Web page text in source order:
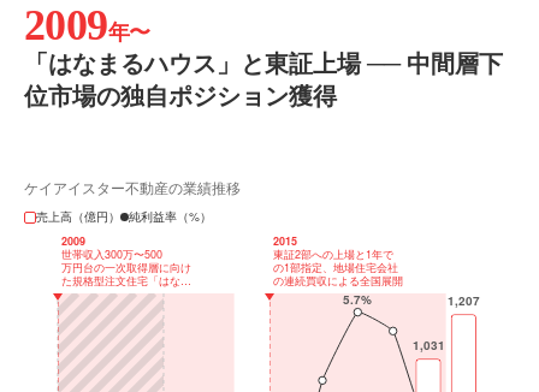
2009年〜
「はなまるハウス」と東証上場 ── 中間層下
位市場の独自ポジション獲得
ケイアイスター不動産の業績推移
売上高（億円）
純利益率（%）